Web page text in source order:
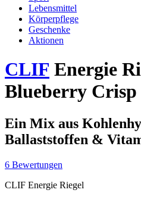
Lebensmittel
Körperpflege
Geschenke
Aktionen
CLIF Energie
Blueberry Crisp
Ein Mix aus
Ballaststoffen &
6 Bewertungen
CLIF Energie Riegel